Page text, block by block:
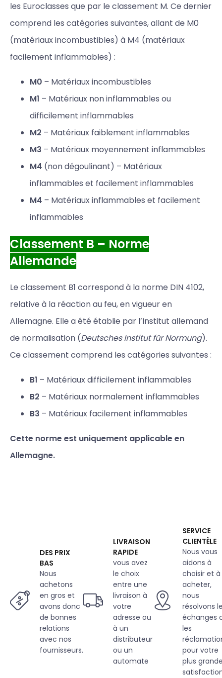
les Euroclasses que par le classement M. Ce dernier
comprend les catégories suivantes, allant de M0
(matériaux incombustibles) à M4 (matériaux
facilement inflammables) :
M0 – Matériaux incombustibles
M1 – Matériaux non inflammables ou
difficilement inflammables
M2 – Matériaux faiblement inflammables
M3 – Matériaux moyennement inflammables
M4 (non dégoulinant) – Matériaux
inflammables et facilement inflammables
M4 – Matériaux inflammables et facilement
inflammables
Classement B – Norme
Allemande
Le classement B1 correspond à la norme DIN 4102,
relative à la réaction au feu, en vigueur en
Allemagne. Elle a été établie par l’Institut allemand
de normalisation (Deutsches Institut für Normung).
Ce classement comprend les catégories suivantes :
B1 – Matériaux difficilement inflammables
B2 – Matériaux normalement inflammables
B3 – Matériaux facilement inflammables
Cette norme est uniquement applicable en
Allemagne.
DES PRIX
BAS
Nous
achetons
en gros et
avons donc
de bonnes
relations
avec nos
fournisseurs.
LIVRAISON
RAPIDE
vous avez
le choix
entre une
livraison à
votre
adresse ou
à un
distributeur
ou un
automate
SERVICE
CLIENTÈLE
Nous vous
aidons à
choisir et à
acheter,
nous
résolvons
échanges
les
pour votre
plus